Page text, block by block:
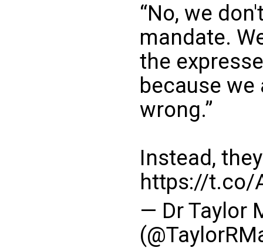
“No, we
mandate.
the
because
wrong.”
Instead,
https://t.co/
— Dr Taylor